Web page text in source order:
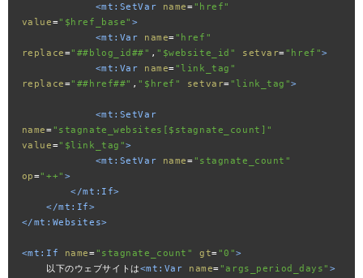
<mt:SetVar name= "href"
value="$href_base" >
<mt:Var
name= "href"
replace="##blog_id##" , "$website_id" setvar= "href">
<mt:Var
name= "link_tag"
replace="##href##" , "$href" setvar= "link_tag">
<mt:SetVar
name= "stagnate_websites[$stagnate_count]"
value="$link_tag">
<mt:SetVar
name= "stagnate_count"
op="++" >
</mt:If>
</mt:If>
</mt:Websites>
<mt:If name= "stagnate_count" gt= "0">
    以下のウェブサイトは
<mt:Var name= "args_period_days">